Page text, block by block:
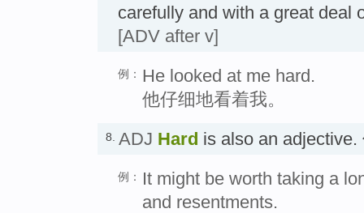
carefully and with a great deal
[ADV after v]
例： He looked at me hard.
他仔细地看着我。
8. ADJ Hard is also an adjective.
例：
It might be worth taking a
and resentments.